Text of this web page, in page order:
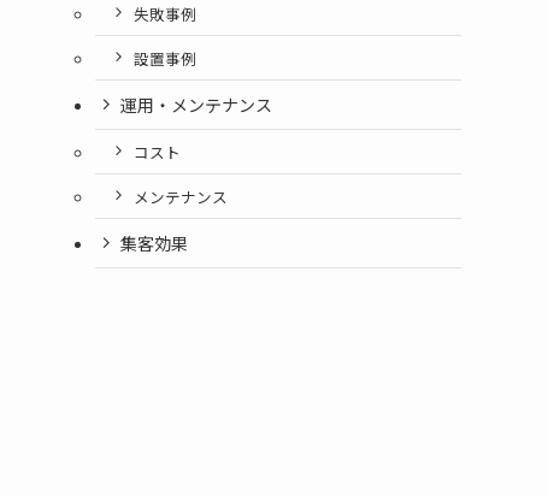
失敗事例
設置事例
運用・メンテナンス
コスト
メンテナンス
集客効果